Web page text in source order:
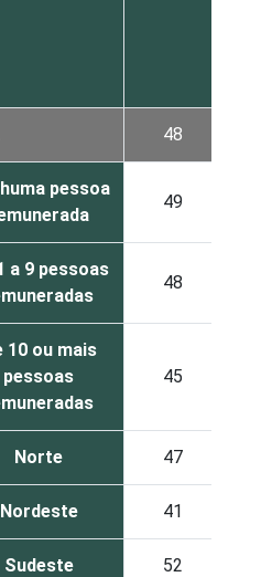
48
pessoa
49
a 9 pessoas
48
10 ou mais
pessoas
45
Norte 47
Nordeste 41
Sudeste 52